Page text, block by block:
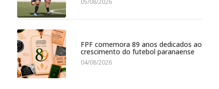
FPF comemora 89 anos dedicados ao
crescimento do futebol paranaense
04/08/2026